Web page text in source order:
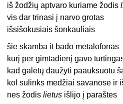
iš žodžių aptvaro kuriame žodis
vis dar trinasi į narvo grotas
išsišokusiais šonkauliais
šie skamba it bado metalofonas
kurį per gimtadienį gavo
kad galėtų daužyti paauksuotu
kol sulinks medžiai savanose ir
nes žodislietus išlijo į paraštes